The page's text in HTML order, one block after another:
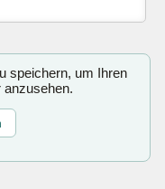
speichern, um Ihren
anzusehen.